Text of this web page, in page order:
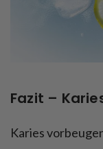
Fazit –
Karies